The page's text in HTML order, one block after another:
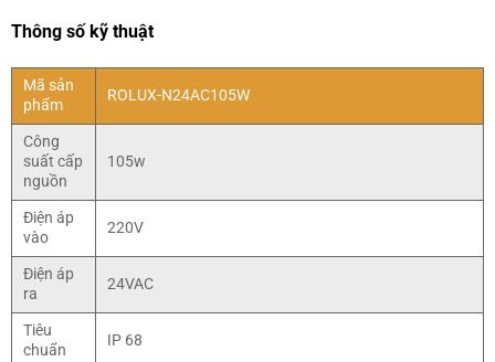
Thông số kỹ thuật
Mã sản
phẩm
ROLUX-N24AC105W
Công
suất cấp
nguồn
105w
Điện áp
vào
220V
Điện áp
ra
24VAC
Tiêu
chuẩn
IP 68